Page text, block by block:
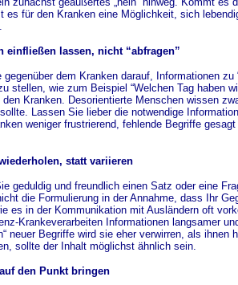
es für den Kranken eine Möglichkeit, sich
einfließen lassen, nicht “abfragen”
gegenüber dem Kranken darauf, Informationen zu
stellen, wie zum Beispiel “Welchen Tag haben
Kranken. Desorientierte Menschen wissen
Lassen Sie lieber die notwendige
weniger frustrierend, fehlende Begriffe
statt variieren
geduldig und freundlich einen Satz oder eine
die Formulierung in der Annahme, dass Ihr
es in der Kommunikation mit Ausländern oft
Krankeverarbeiten Informationen langsamer
neuer Begriffe wird sie eher verwirren, als
sollte der Inhalt möglichst ähnlich sein.
den Punkt bringen